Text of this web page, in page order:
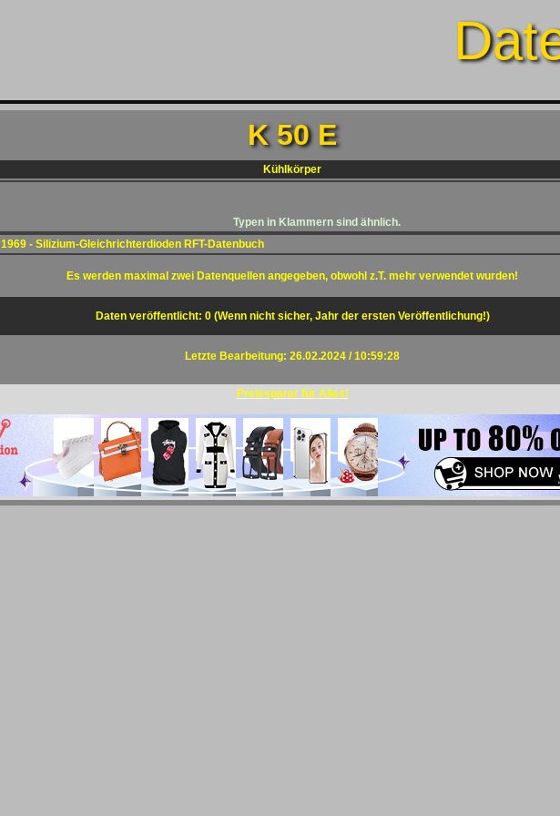
K 50 E
Kühlkörper
Typen in Klammern sind ähnlich.
1969 - Silizium-Gleichrichterdioden RFT-Datenbuch
Es werden maximal zwei Datenquellen angegeben, obwohl z.T. mehr verwendet wurden!
Daten veröffentlicht: 0 (Wenn nicht sicher, Jahr der ersten Veröffentlichung!)
Letzte Bearbeitung: 26.02.2024 / 10:59:28
Preissparer für Alles!